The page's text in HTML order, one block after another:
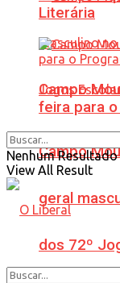
Campo
geral
dos 72º
Literária
Campo
feira para o
Nenhum Resultado
View All Result